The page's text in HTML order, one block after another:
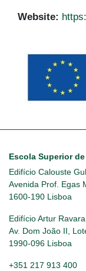
Website:
Escola Superior
Edifício Calouste
Avenida Prof. Egas
1600-190 Lisboa
Edifício Artur
Av. Dom João II,
1990-096 Lisboa
+351 217 913 400